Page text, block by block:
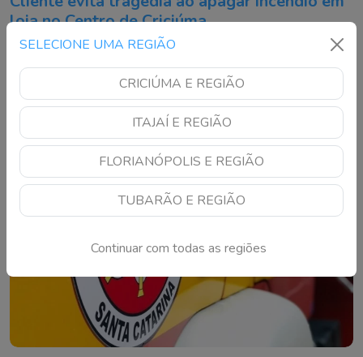
SELECIONE UMA REGIÃO
CRICIÚMA E REGIÃO
ITAJAÍ E REGIÃO
FLORIANÓPOLIS E REGIÃO
TUBARÃO E REGIÃO
Continuar com todas as regiões
loja no Centro de Criciúma
Fogo começou em uma luminária e atingiu parte da
mercadoria antes de ser controlado com um extintor de